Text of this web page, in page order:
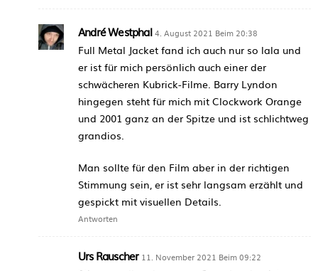
André Westphal 4. August 2021 Beim 20:38
Full Metal Jacket fand ich auch nur so lala und
er ist für mich persönlich auch einer der
schwächeren Kubrick-Filme. Barry Lyndon
hingegen steht für mich mit Clockwork Orange
und 2001 ganz an der Spitze und ist schlichtweg
grandios.
Man sollte für den Film aber in der richtigen
Stimmung sein, er ist sehr langsam erzählt und
gespickt mit visuellen Details.
Antworten
Urs Rauscher 11. November 2021 Beim 09:22